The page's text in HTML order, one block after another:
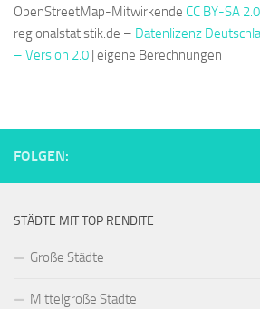
OpenStreetMap-Mitwirkende CC BY-SA 2.0
regionalstatistik.de – Datenlizenz
– Version 2.0 | eigene Berechnungen
FOLGEN:
STÄDTE MIT TOP RENDITE
Große Städte
Mittelgroße Städte